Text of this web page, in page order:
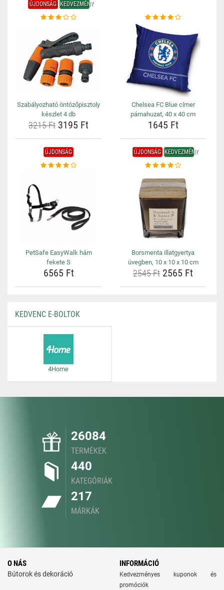
ÚJDONSÁG KEDVEZMÉNY
Szabályozható öntözőpisztoly
készlet 4 db
3215 Ft 3195 Ft
Chelsea FC Blue címer
párnahuzat, 40 x 40 cm
1645 Ft
ÚJDONSÁG
PetSafe EasyWalk hám
fekete S
6565 Ft
ÚJDONSÁG KEDVEZMÉNY
Borsmenta illatgyertya
üvegben, 10 x 10 x 10 cm
2545 Ft 2565 Ft
KEDVENC E-BOLTOK
4Home
26084
TERMÉKEK
440
KATEGÓRIÁK
217
MÁRKÁK
O NÁS
Bútorok és dekoráció
INFORMÁCIÓ
Kedvezményes kuponok és
promóciók